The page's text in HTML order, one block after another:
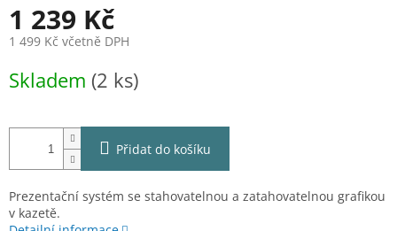
1 239 Kč
1 499 Kč včetně DPH
cena:
Skladem (2 ks)
Přidat do košíku
Prezentační systém se stahovatelnou a zatahovatelnou grafikou
v kazetě.